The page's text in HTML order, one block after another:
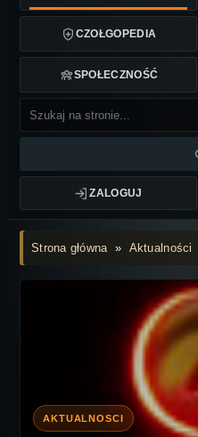
CZOŁGOPEDIA
SPOŁECZNOŚĆ
ZALOGUJ
Strona główna» Aktualności